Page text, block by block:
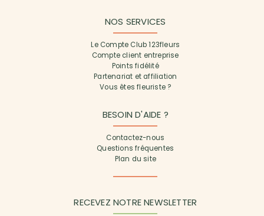
NOS SERVICES
Le Compte Club 123fleurs
Compte client entreprise
Points fidélité
Partenariat et affiliation
Vous êtes fleuriste ?
BESOIN D'AIDE ?
Contactez-nous
Questions fréquentes
Plan du site
RECEVEZ NOTRE NEWSLETTER